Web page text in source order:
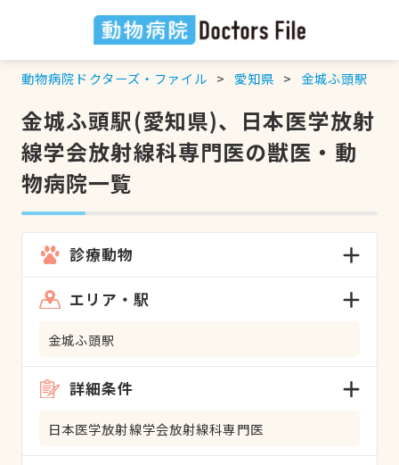
動物病院ドクターズ・ファイル 愛知県 金城ふ頭駅
金城ふ頭駅(愛知県)、日本医学放射
線学会放射線科専門医の獣医・動
物病院一覧
診療動物
エリア・駅
金城ふ頭駅
詳細条件
日本医学放射線学会放射線科専門医